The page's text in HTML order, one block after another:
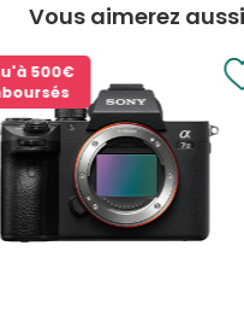
Vous aimerez aussi
500€